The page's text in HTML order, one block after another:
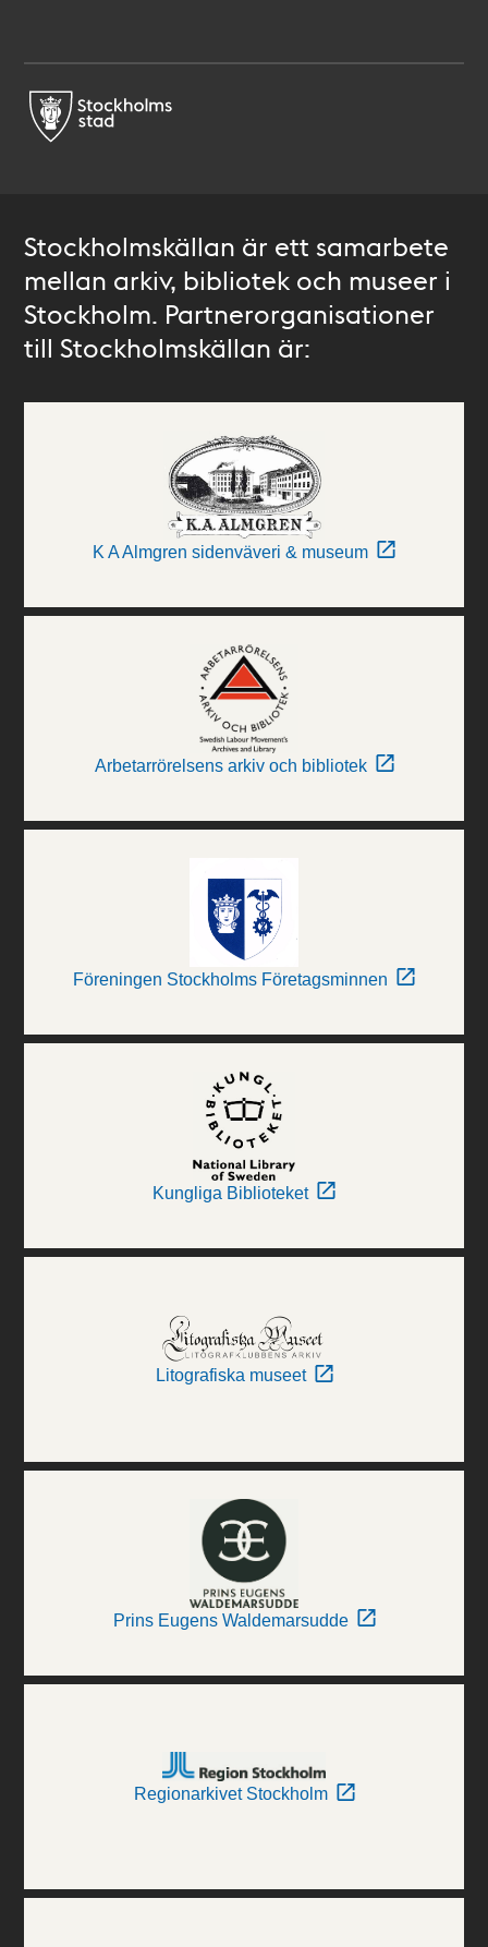
Stockholmskällan är ett samarbete
mellan arkiv, bibliotek och museer i
Stockholm. Partnerorganisationer
till Stockholmskällan är:
K A Almgren sidenväveri & museum
Arbetarrörelsens arkiv och bibliotek
Föreningen Stockholms Företagsminnen
Kungliga Biblioteket
Litografiska museet
Prins Eugens Waldemarsudde
Regionarkivet Stockholm